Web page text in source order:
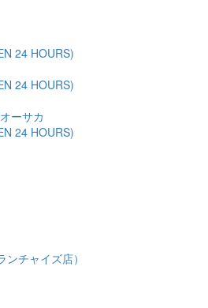
24 HOURS)
24 HOURS)
ーサカ
24 HOURS)
チャイズ店）